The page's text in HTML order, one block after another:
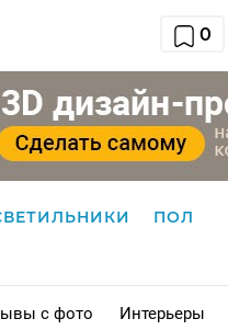
0
ПОЛ
с фото Интерьеры